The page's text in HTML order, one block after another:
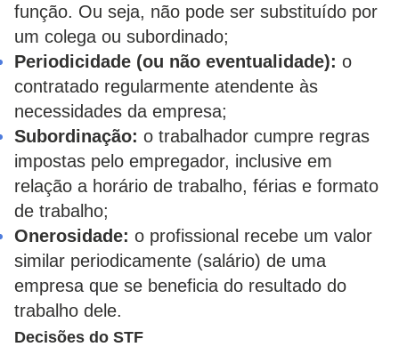
função. Ou seja, não pode ser substituído por
um colega ou subordinado;
Periodicidade (ou não eventualidade): o
contratado regularmente atendente às
necessidades da empresa;
Subordinação: o trabalhador cumpre regras
impostas pelo empregador, inclusive em
relação a horário de trabalho, férias e formato
de trabalho;
Onerosidade: o profissional recebe um valor
similar periodicamente (salário) de uma
empresa que se beneficia do resultado do
trabalho dele.
Decisões do STF